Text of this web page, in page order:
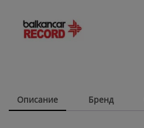
/
301
Описание Бренд